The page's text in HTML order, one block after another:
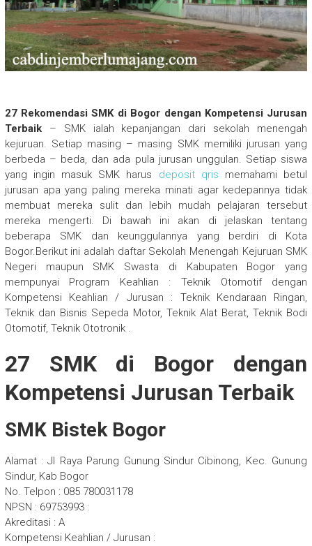
27 Rekomendasi SMK di Bogor dengan Kompetensi Jurusan
Terbaik– SMK ialah kepanjangan dari sekolah menengah
kejuruan. Setiap masing – masing SMK memiliki jurusan yang
berbeda – beda, dan ada pula jurusan unggulan. Setiap siswa
yang ingin masuk SMK harus deposit qris memahami betul
jurusan apa yang paling mereka minati agar kedepannya tidak
membuat mereka sulit dan lebih mudah pelajaran tersebut
mereka mengerti. Di bawah ini akan di jelaskan tentang
beberapa SMK dan keunggulannya yang berdiri di Kota
Bogor.Berikut ini adalah daftar Sekolah Menengah Kejuruan SMK
Negeri maupun SMK Swasta di Kabupaten Bogor yang
mempunyai Program Keahlian : Teknik Otomotif dengan
Kompetensi Keahlian / Jurusan : Teknik Kendaraan Ringan,
Teknik dan Bisnis Sepeda Motor, Teknik Alat Berat, Teknik Bodi
Otomotif, Teknik Ototronik .
27 SMK di Bogor dengan
Kompetensi Jurusan Terbaik
SMK Bistek Bogor
Alamat : Jl Raya Parung Gunung Sindur Cibinong, Kec. Gunung
Sindur, Kab Bogor
No. Telpon : 085 780031178
NPSN : 69753993 :
Akreditasi : A
Kompetensi Keahlian / Jurusan :